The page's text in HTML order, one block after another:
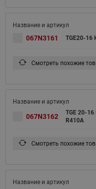
067N3161 TGE20-16
Смотреть похожие
067N3162
TGE 20-
R410A
Смотреть похожие